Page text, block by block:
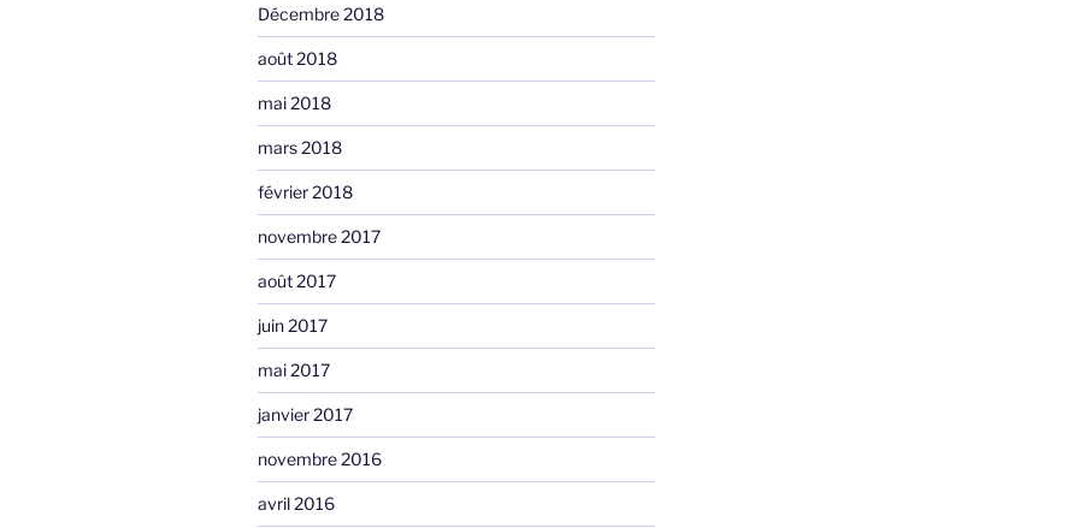
Décembre 2018
août 2018
mai 2018
mars 2018
février 2018
novembre 2017
août 2017
juin 2017
mai 2017
janvier 2017
novembre 2016
avril 2016